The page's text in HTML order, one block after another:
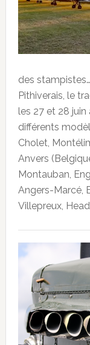
des
Pithiverais, le
les 27 et 28 juin
différents
Cholet,
Anvers
Montauban,
Angers-Marcé,
Villepreux,